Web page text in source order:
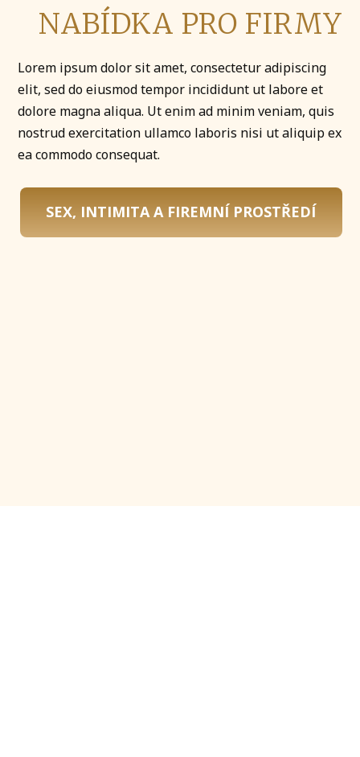
NABÍDKA PRO FIRMY
Lorem ipsum dolor sit amet, consectetur adipiscing
elit, sed do eiusmod tempor incididunt ut labore et
dolore magna aliqua. Ut enim ad minim veniam, quis
nostrud exercitation ullamco laboris nisi ut aliquip ex
ea commodo consequat.
SEX, INTIMITA A FIREMNÍ PROSTŘEDÍ